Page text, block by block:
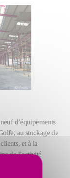
d’équipements
au stockage de
et à la
de l’activité